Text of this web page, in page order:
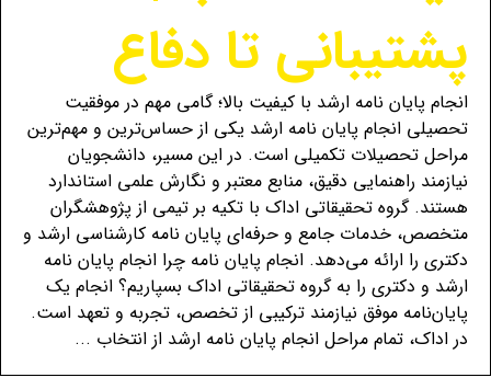
پشتیبانی تا دفاع
انجام پایان نامه ارشد با کیفیت بالا؛ گامی مهم در موفقیت
تحصیلی انجام پایان نامه ارشد یکی از حساس‌ترین و مهم‌ترین
مراحل تحصیلات تکمیلی است. در این مسیر، دانشجویان
نیازمند راهنمایی دقیق، منابع معتبر و نگارش علمی استاندارد
هستند. گروه تحقیقاتی اداک با تکیه بر تیمی از پژوهشگران
متخصص، خدمات جامع و حرفه‌ای پایان نامه کارشناسی ارشد و
دکتری را ارائه می‌دهد. انجام پایان‌ نامه چرا انجام پایان نامه
ارشد و دکتری را به گروه تحقیقاتی اداک بسپاریم؟ انجام یک
پایان‌نامه موفق نیازمند ترکیبی از تخصص، تجربه و تعهد است.
در اداک، تمام مراحل انجام پایان نامه ارشد از انتخاب ...